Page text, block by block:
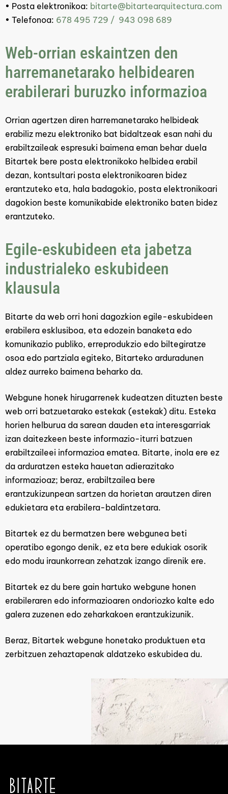
• Posta elektronikoa: bitarte@bitartearquitectura.com
• Telefonoa: 678 495 729 / 943 098 689
Web-orrian eskaintzen den
harremanetarako helbidearen
erabilerari buruzko informazioa
Orrian agertzen diren harremanetarako helbideak
erabiliz mezu elektroniko bat bidaltzeak esan nahi du
erabiltzaileak espresuki baimena eman behar duela
Bitartek bere posta elektronikoko helbidea erabil
dezan, kontsultari posta elektronikoaren bidez
erantzuteko eta, hala badagokio, posta elektronikoari
dagokion beste komunikabide elektroniko baten bidez
erantzuteko.
Egile-eskubideen eta jabetza
industrialeko eskubideen
klausula
Bitarte da web orri honi dagozkion egile-eskubideen
erabilera esklusiboa, eta edozein banaketa edo
komunikazio publiko, erreprodukzio edo biltegiratze
osoa edo partziala egiteko, Bitarteko arduradunen
aldez aurreko baimena beharko da.
Webgune honek hirugarrenek kudeatzen dituzten beste
web orri batzuetarako estekak (estekak) ditu. Esteka
horien helburua da sarean dauden eta interesgarriak
izan daitezkeen beste informazio-iturri batzuen
erabiltzaileei informazioa ematea. Bitarte, inola ere ez
da arduratzen esteka hauetan adierazitako
informazioaz; beraz, erabiltzailea bere
erantzukizunpean sartzen da horietan arautzen diren
edukietara eta erabilera-baldintzetara.
Bitartek ez du bermatzen bere webgunea beti
operatibo egongo denik, ez eta bere edukiak osorik
edo modu iraunkorrean zehatzak izango direnik ere.
Bitartek ez du bere gain hartuko webgune honen
erabileraren edo informazioaren ondoriozko kalte edo
galera zuzenen edo zeharkakoen erantzukizunik.
Beraz, Bitartek webgune honetako produktuen eta
zerbitzuen zehaztapenak aldatzeko eskubidea du.